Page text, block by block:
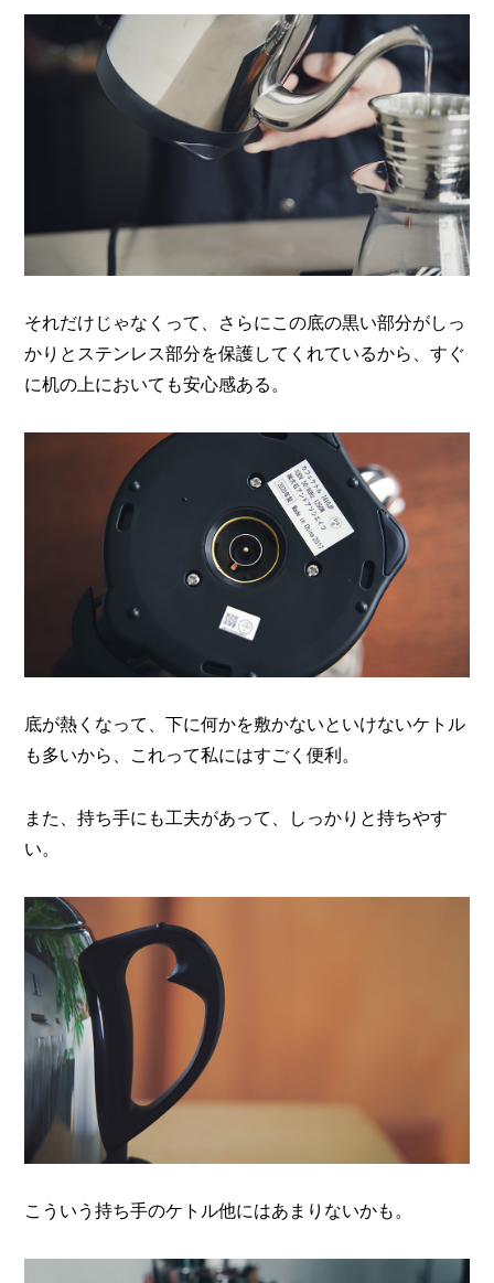
それだけじゃなくって、さらにこの底の黒い部分がしっ
かりとステンレス部分を保護してくれているから、 すぐ
に机の上においても安心感ある。
底が熱くなって、下に何かを敷かないといけないケトル
も多いから、これって私にはすごく便利。
また、持ち手にも工夫があって、しっかりと持ちやす
い。
こういう持ち手のケトル他にはあまりないかも。